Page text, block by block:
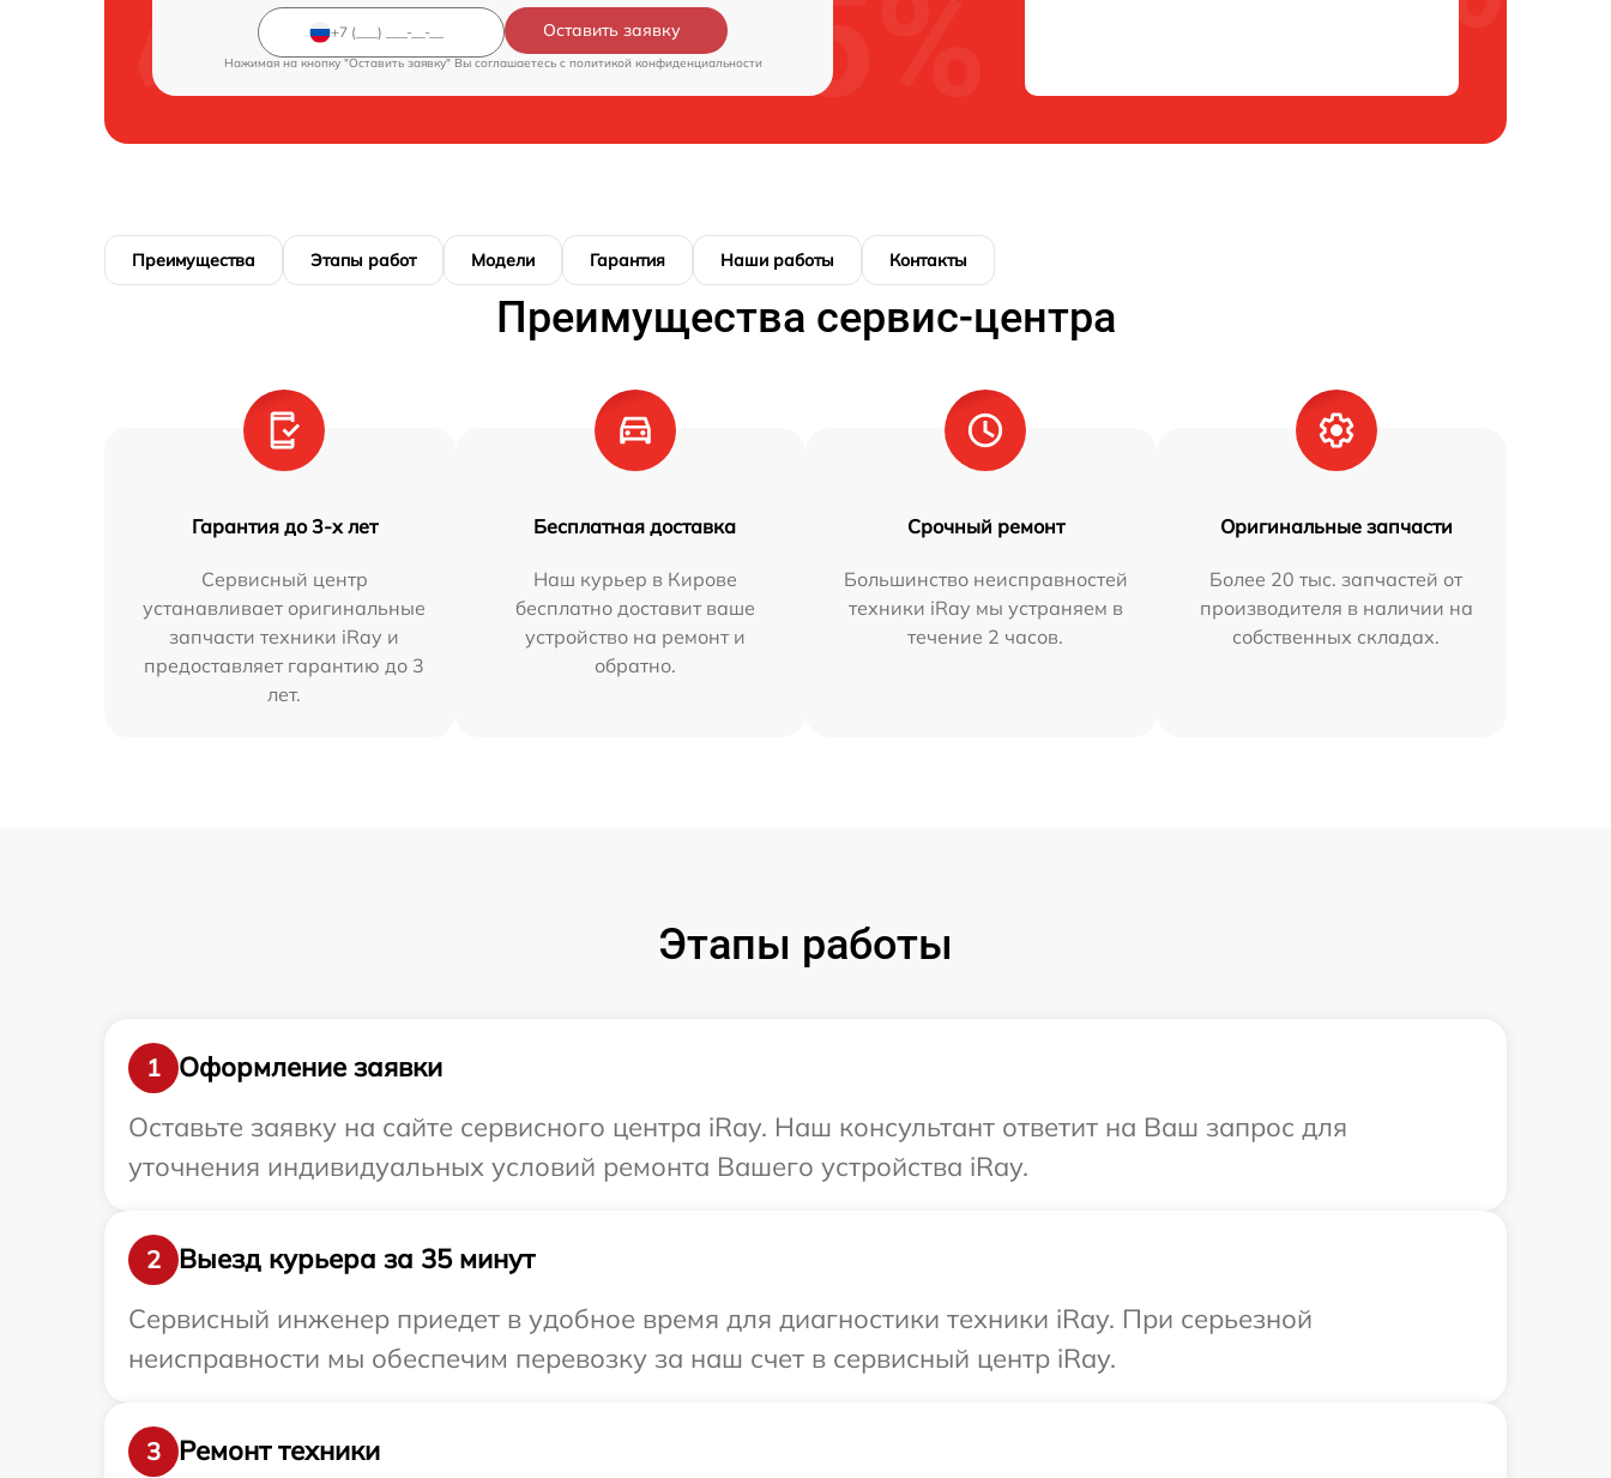
Оставить заявку
Нажимая на кнопку "Оставить заявку" Вы соглашаетесь c политикой конфиденциальности
Преимущества Этапы работ Модели Гарантия Наши работы Контакты
Преимущества сервис-центра
Гарантия до 3-х лет
Сервисный центр
устанавливает оригинальные
запчасти техники iRay и
предоставляет гарантию до 3
лет.
Бесплатная доставка
Наш курьер в Кирове
бесплатно доставит ваше
устройство на ремонт и
обратно.
Срочный ремонт
Большинство неисправностей
техники iRay мы устраняем в
течение 2 часов.
Оригинальные запчасти
Более 20 тыс. запчастей от
производителя в наличии на
собственных складах.
Этапы работы
1
Оформление заявки
Оставьте заявку на сайте сервисного центра iRay. Наш консультант ответит на Ваш запрос для
уточнения индивидуальных условий ремонта Вашего устройства iRay.
2
Выезд курьера за 35 минут
Сервисный инженер приедет в удобное время для диагностики техники iRay. При серьезной
неисправности мы обеспечим перевозку за наш счет в сервисный центр iRay.
3
Ремонт техники